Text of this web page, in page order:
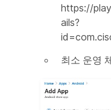
https://
ails?
최소 운영